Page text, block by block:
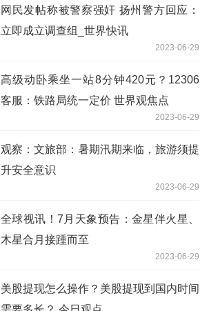
网民发帖称被警察强奸 扬州警方回应：
立即成立调查组_世界快讯
2023-06-29
高级动卧乘坐一站8分钟420元？12306
客服：铁路局统一定价 世界观焦点
2023-06-29
观察：文旅部：暑期汛期来临，旅游须提
升安全意识
2023-06-29
全球视讯！7月天象预告：金星伴火星、
木星合月接踵而至
2023-06-29
美股提现怎么操作？美股提现到国内时间